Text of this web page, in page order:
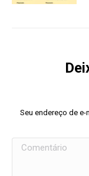
Seu endereço de
Comentário